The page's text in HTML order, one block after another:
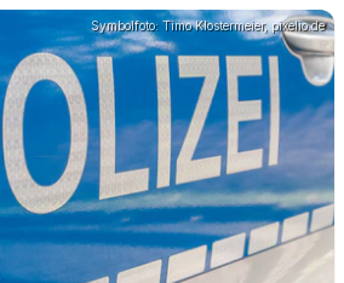
Symbolfoto: Timo Klostermeier, pixelio.de